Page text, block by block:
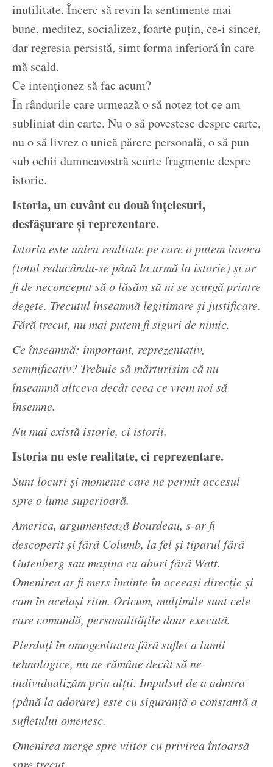
inutilitate. Încerc să revin la sentimente mai
bune, meditez, socializez, foarte puțin, ce-i sincer,
dar regresia persistă, simt forma inferioră în care
mă scald.
Ce intenționez să fac acum?
În rândurile care urmează o să notez tot ce am
subliniat din carte. Nu o să povestesc despre carte,
nu o să livrez o unică părere personală, o să pun
sub ochii dumneavostră scurte fragmente despre
istorie.
Istoria, un cuvânt cu două înțelesuri,
desfășurare și reprezentare.
Istoria este unica realitate pe care o putem invoca
(totul reducându-se până la urmă la istorie) și ar
fi de neconceput să o lăsăm să ni se scurgă printre
degete. Trecutul înseamnă legitimare și justificare.
Fără trecut, nu mai putem fi siguri de nimic.
Ce înseamnă: important, reprezentativ,
semnificativ? Trebuie să mărturisim că nu
înseamnă altceva decât ceea ce vrem noi să
însemne.
Nu mai există istorie, ci istorii.
Istoria nu este realitate, ci reprezentare.
Sunt locuri și momente care ne permit accesul
spre o lume superioară.
America, argumentează Bourdeau, s-ar fi
descoperit și fără Columb, la fel și tiparul fără
Gutenberg sau mașina cu aburi fără Watt.
Omenirea ar fi mers înainte în aceeași direcție și
cam în același ritm. Oricum, mulțimile sunt cele
care comandă, personalitățile doar execută.
Pierduți în omogenitatea fără suflet a lumii
tehnologice, nu ne rămâne decât să ne
individualizăm prin alții. Impulsul de a admira
(până la adorare) este cu siguranță o constantă a
sufletului omenesc.
Omenirea merge spre viitor cu privirea întoarsă